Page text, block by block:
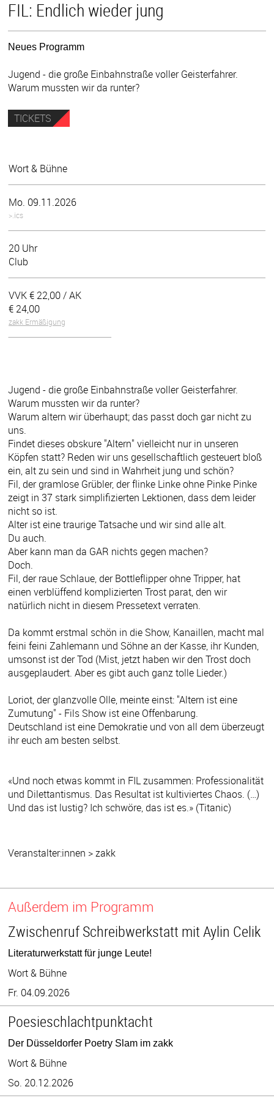
FIL: Endlich wieder jung
Neues Programm
Jugend - die große Einbahnstraße voller Geisterfahrer.
Warum mussten wir da runter?
TICKETS
Wort & Bühne
Mo. 09.11.2026
>.ics
20 Uhr
Club
VVK € 22,00/ AK
€ 24,00
zakk Ermäßigung
Jugend - die große Einbahnstraße voller Geisterfahrer.
Warum mussten wir da runter?
Warum altern wir überhaupt; das passt doch gar nicht zu
uns.
Findet dieses obskure "Altern" vielleicht nur in unseren
Köpfen statt? Reden wir uns gesellschaftlich gesteuert bloß
ein, alt zu sein und sind in Wahrheit jung und schön?
Fil, der gramlose Grübler, der flinke Linke ohne Pinke Pinke
zeigt in 37 stark simplifizierten Lektionen, dass dem leider
nicht so ist.
Alter ist eine traurige Tatsache und wir sind alle alt.
Du auch.
Aber kann man da GAR nichts gegen machen?
Doch.
Fil, der raue Schlaue, der Bottleflipper ohne Tripper, hat
einen verblüffend komplizierten Trost parat, den wir
natürlich nicht in diesem Pressetext verraten.
Da kommt erstmal schön in die Show, Kanaillen, macht mal
feini feini Zahlemann und Söhne an der Kasse, ihr Kunden,
umsonst ist der Tod (Mist, jetzt haben wir den Trost doch
ausgeplaudert. Aber es gibt auch ganz tolle Lieder.)
Loriot, der glanzvolle Olle, meinte einst: "Altern ist eine
Zumutung" - Fils Show ist eine Offenbarung.
Deutschland ist eine Demokratie und von all dem überzeugt
ihr euch am besten selbst.
«Und noch etwas kommt in FIL zusammen: Professionalität
und Dilettantismus. Das Resultat ist kultiviertes Chaos. (…)
Und das ist lustig? Ich schwöre, das ist es.» (Titanic)
Veranstalter:innen > zakk
Außerdem im Programm
Zwischenruf Schreibwerkstatt mit Aylin Celik
Literaturwerkstatt für junge Leute!
Wort & Bühne
Fr. 04.09.2026
Poesieschlachtpunktacht
Der Düsseldorfer Poetry Slam im zakk
Wort & Bühne
So. 20.12.2026